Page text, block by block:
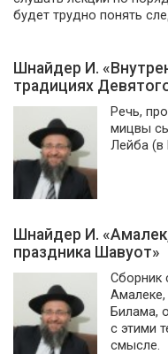
будет трудно понять
Шнайдер И.
традициях
Речь,
мицвы
Лейба (в
Шнайдер И.
праздника Шавуот»
Сборник
Амалеке,
Билама,
с этими
смысле.